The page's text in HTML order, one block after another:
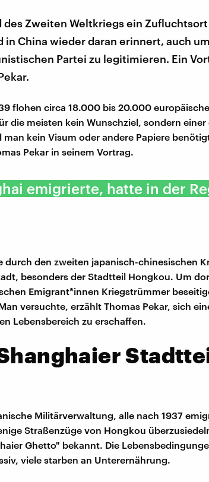
des Zweiten Weltkriegs ein
in China wieder daran erinnert, auch
Partei zu legitimieren. Ein
flohen circa 18.000 bis 20.000
die meisten kein Wunschziel, sondern
kein Visum oder andere Papiere
Pekar in seinem Vortrag.
emigrierte, hatte in der
durch den zweiten japanisch-chinesischen
besonders der Stadtteil Hongkou. Um
Emigrant*innen Kriegstrümmer
versuchte, erzählt Thomas Pekar, sich
Lebensbereich zu erschaffen.
Militärverwaltung, alle nach 1937
Straßenzüge von Hongkou
Ghetto" bekannt. Die
viele starben an Unterernährung.